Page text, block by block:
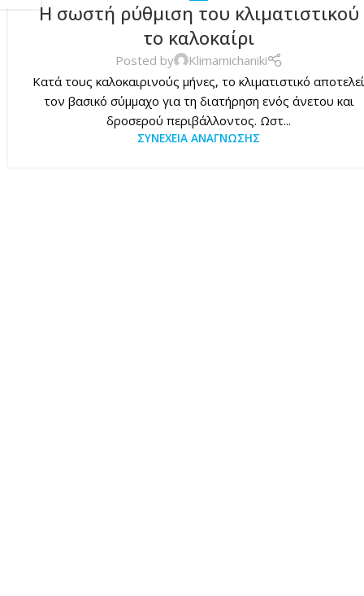
Η σωστή ρύθμιση του κλιματιστικού
το καλοκαίρι
Posted by
Klimamichaniki
Κατά τους καλοκαιρινούς μήνες, το κλιματιστικό
τον βασικό σύμμαχο για τη διατήρηση ενός άνετου και
δροσερού περιβάλλοντος. Ωστ...
ΣΥΝΈΧΕΙΑ ΑΝΆΓΝΩΣΗΣ